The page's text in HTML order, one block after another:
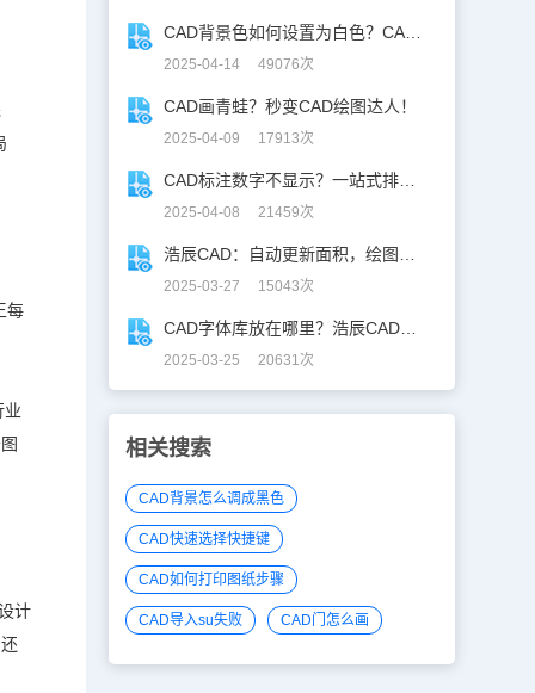
每
业
计
2025-04-14 49076次
CAD画青蛙？秒变CAD绘图达人！
2025-04-09 17913次
2025-04-08 21459次
2025-03-27 15043次
2025-03-25 20631次
相关搜索
CAD背景怎么调成黑色
CAD快速选择快捷键
CAD如何打印图纸步骤
CAD导入su失败 CAD门怎么画